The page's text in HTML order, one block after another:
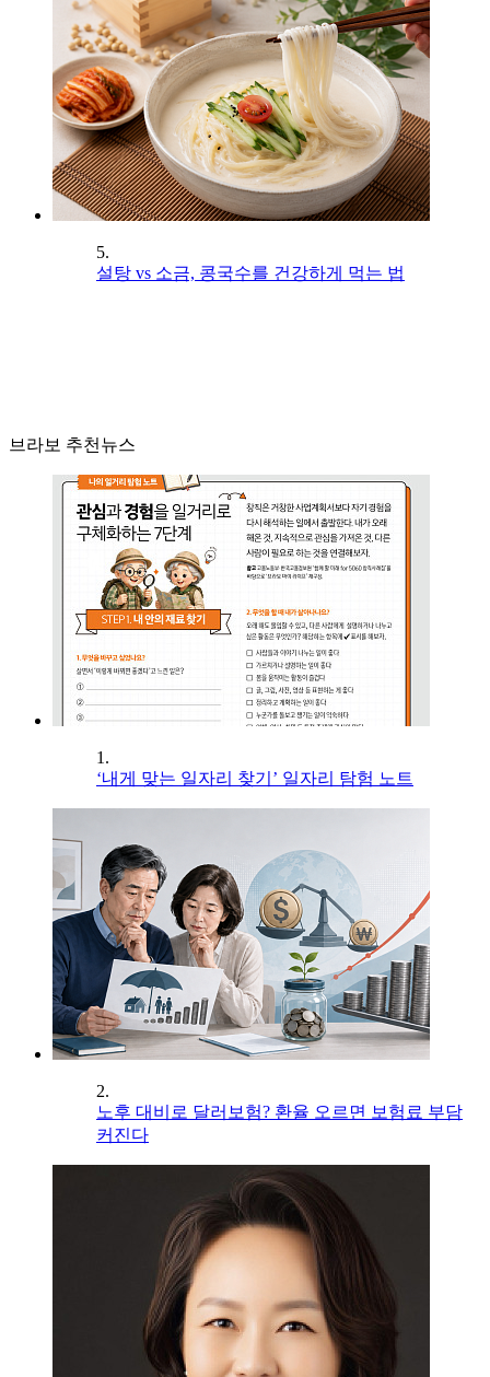
5.
설탕 vs 소금, 콩국수를 건강하게 먹는 법
브라보 추천뉴스
1.
‘내게 맞는 일자리 찾기’ 일자리 탐험 노트
2.
노후 대비로 달러보험? 환율 오르면 보험료 부담
커진다